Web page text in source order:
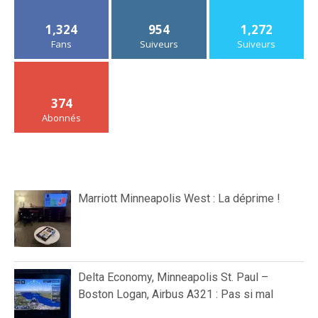
1,324
Fans
954
Suiveurs
1,272
Suiveurs
374
Abonnés
Marriott Minneapolis West : La déprime !
Delta Economy, Minneapolis St. Paul –
Boston Logan, Airbus A321 : Pas si mal